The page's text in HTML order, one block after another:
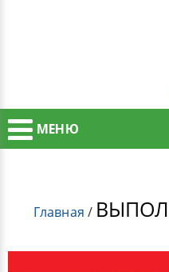
МЕНЮ
Главная /